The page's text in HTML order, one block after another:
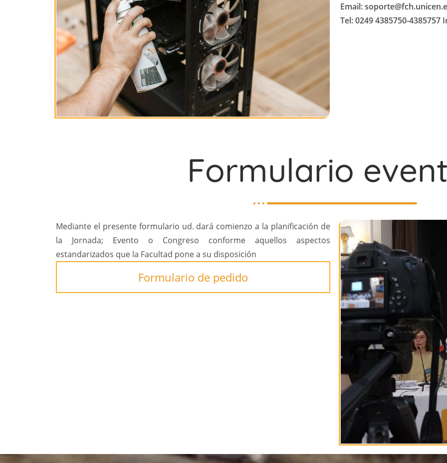
Email:
Tel: 0249 4385750-4385757
Formulario
Mediante el presente formulario ud. dará comienzo a la planificación de
la Jornada; Evento o Congreso conforme aquellos aspectos
estandarizados que la Facultad pone a su disposición
Formulario de pedido